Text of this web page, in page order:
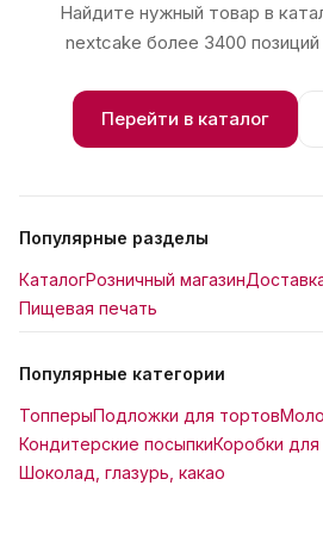
Найдите нужный товар в
nextcake более 3400
Перейти в каталог
Популярные разделы
КаталогРозничный магазин
Пищевая печать
Популярные категории
ТопперыПодложки для тортов
Кондитерские посыпкиКоробки
Шоколад, глазурь, какао